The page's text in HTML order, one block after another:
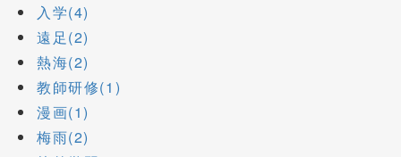
入学(4)
遠足(2)
熱海(2)
教師研修(1)
漫画(1)
梅雨(2)